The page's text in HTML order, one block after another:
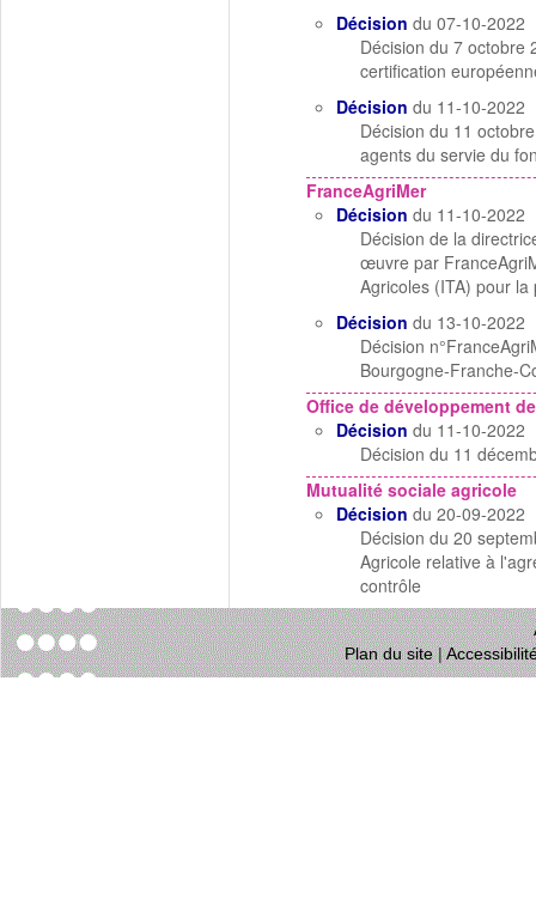
Décision du 07-10-2022
Décision du 7 octobre
certification
Décision du 11-10-2022
Décision du 11
agents du servie du
FranceAgriMer
Décision du 11-10-2022
Décision de la
œuvre par
Agricoles (ITA) pour
Décision du 13-10-2022
Décision
Bourgogne-Franche-
Office de développement
Décision du 11-10-2022
Décision du 11
Mutualité sociale agricole
Décision du 20-09-2022
Décision du 20
Agricole relative à
contrôle
Plan du site|